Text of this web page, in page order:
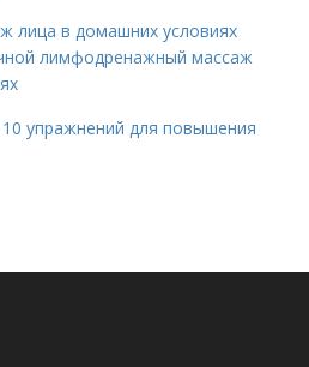
лица в домашних условиях
лимфодренажный массаж
упражнений для повышения